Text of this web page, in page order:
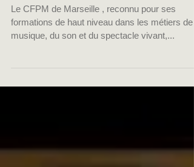
formation musicale et
technique
musique, du son et du spectacle vivant,...